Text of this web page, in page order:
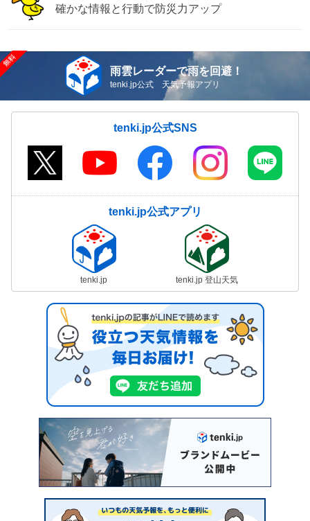
確かな情報と行動で防災力アップ
雨雲レーダーで雨を回避！
tenki.jp公式 天気予報アプリ
tenki.jp公式SNS
tenki.jp公式アプリ
tenki.jp tenki.jp 登山天気